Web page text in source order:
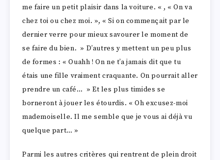
me faire un petit plaisir dans la voiture. « , « On va
chez toi ou chez moi. », « Si on commençait par le
dernier verre pour mieux savourer le moment de
se faire du bien. » D’autres y mettent un peu plus
de formes : « Ouahh ! On ne t’a jamais dit que tu
étais une fille vraiment craquante. On pourrait aller
prendre un café… » Et les plus timides se
borneront à jouer les étourdis. « Oh excusez-moi
mademoiselle. Il me semble que je vous ai déjà vu
quelque part… »
Parmi les autres critères qui rentrent de plein droit